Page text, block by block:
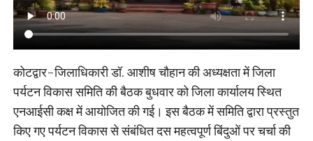
कोटद्वार-जिलाधिकारी डॉ. आशीष चौहान की अध्यक्षता में जिला
पर्यटन विकास समिति की बैठक बुधवार को जिला कार्यालय स्थित
एनआईसी कक्ष में आयोजित की गई। इस बैठक में समिति द्वारा प्रस्तुत
किए गए पर्यटन विकास से संबंधित दस महत्वपूर्ण बिंदुओं पर चर्चा की